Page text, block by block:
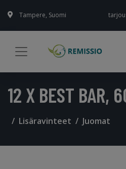
Tampere, Suomi
12 X BEST BAR,
Lisäravinteet Juomat